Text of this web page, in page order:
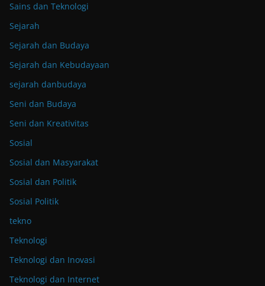
Sains dan Teknologi
Sejarah
Sejarah dan Budaya
Sejarah dan Kebudayaan
sejarah danbudaya
Seni dan Budaya
Seni dan Kreativitas
Sosial
Sosial dan Masyarakat
Sosial dan Politik
Sosial Politik
tekno
Teknologi
Teknologi dan Inovasi
Teknologi dan Internet